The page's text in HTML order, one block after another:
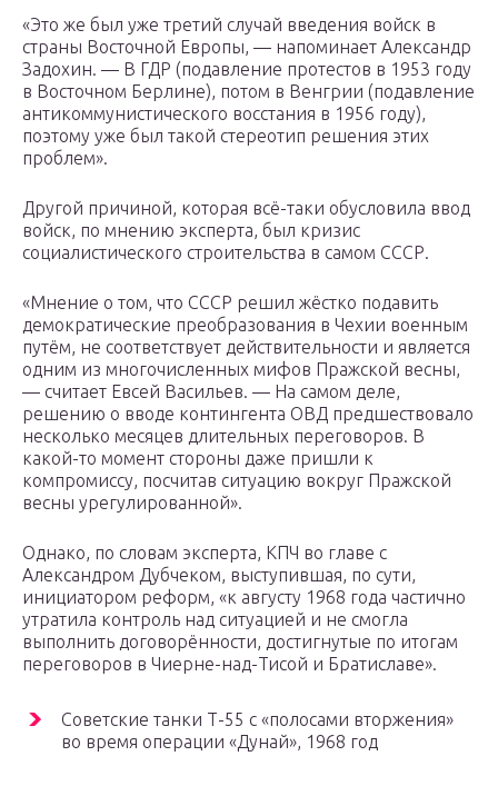
«Это же был уже третий случай введения войск в
страны Восточной Европы, — напоминает Александр
Задохин. — В ГДР (подавление протестов в 1953 году
в Восточном Берлине), потом в Венгрии (подавление
антикоммунистического восстания в 1956 году),
поэтому уже был такой стереотип решения этих
проблем».
Другой причиной, которая всё-таки обусловила ввод
войск, по мнению эксперта, был кризис
социалистического строительства в самом СССР.
«Мнение о том, что СССР решил жёстко подавить
демократические преобразования в Чехии военным
путём, не соответствует действительности и является
одним из многочисленных мифов Пражской весны,
— считает Евсей Васильев. — На самом деле,
решению о вводе контингента ОВД предшествовало
несколько месяцев длительных переговоров. В
какой-то момент стороны даже пришли к
компромиссу, посчитав ситуацию вокруг Пражской
весны урегулированной».
Однако, по словам эксперта, КПЧ во главе с
Александром Дубчеком, выступившая, по сути,
инициатором реформ, «к августу 1968 года частично
утратила контроль над ситуацией и не смогла
выполнить договорённости, достигнутые по итогам
переговоров в Чиерне-над-Тисой и Братиславе».
Советские танки Т-55 с «полосами вторжения»
во время операции «Дунай», 1968 год